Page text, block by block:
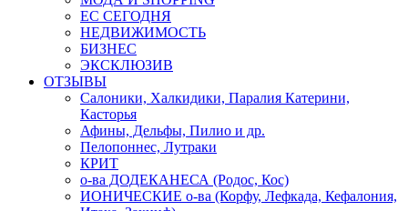
ЕС СЕГОДНЯ
НЕДВИЖИМОСТЬ
БИЗНЕС
ЭКСКЛЮЗИВ
ОТЗЫВЫ
Салоники, Халкидики, Паралия Катерини,
Касторья
Афины, Дельфы, Пилио и др.
Пелопоннес, Лутраки
КРИТ
о-ва ДОДЕКАНЕСА (Родос, Кос)
ИОНИЧЕСКИЕ о-ва (Корфу, Лефкада, Кефалония,